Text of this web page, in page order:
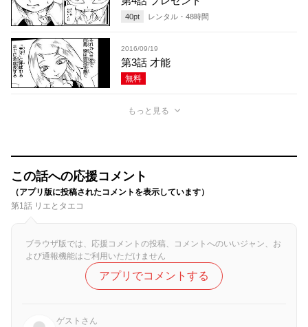
40pt レンタル・ 48時間
2016/09/19
第3話 才能
無料
もっと見る
この話への応援コメント
（アプリ版に投稿されたコメントを表示しています）
第1話 リエとタエコ
ブラウザ版では、応援コメントの投稿、コメントへのいいジャン、お
よび通報機能はご利用いただけません
アプリでコメントする
ゲストさん